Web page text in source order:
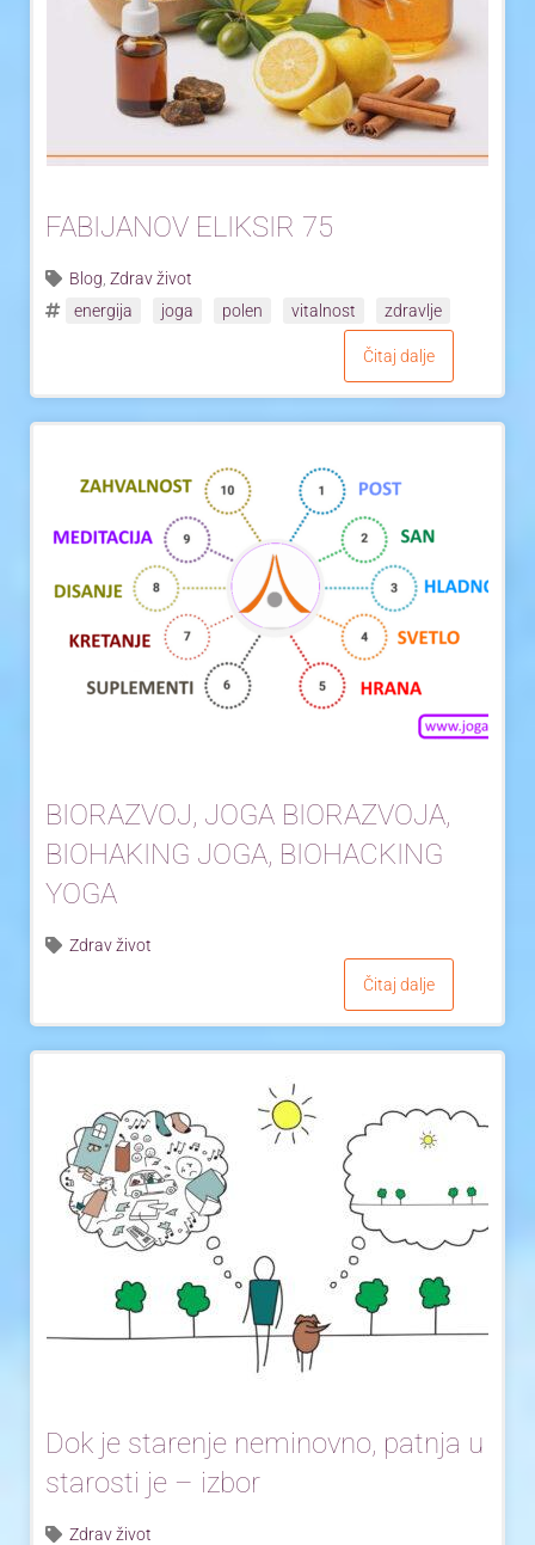
Yoga Travel
FABIJANOV ELIKSIR 75
Blog Zdrav život
energija
joga polen vitalnost zdravlje
Čitaj dalje
BIORAZVOJ, JOGA BIORAZVOJA,
BIOHAKING JOGA, BIOHACKING
YOGA
Zdrav život
Čitaj dalje
Dok je starenje neminovno, patnja u
starosti je – izbor
Zdrav život